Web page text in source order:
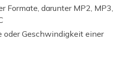
Formate, darunter MP2, MP3,
oder Geschwindigkeit einer